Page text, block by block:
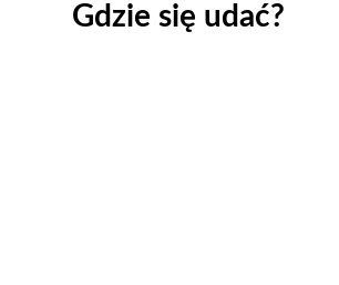
Gdzie się udać?